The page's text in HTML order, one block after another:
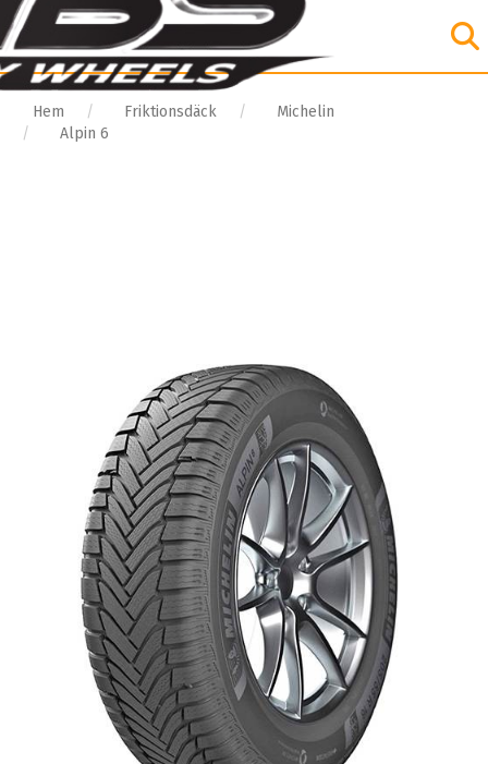
Hem Friktionsdäck
Michelin
Alpin 6